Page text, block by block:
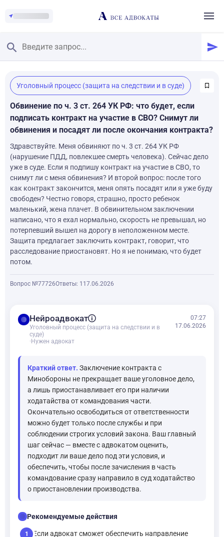
Главная
/
Смотреть заданные вопросы
/
Задать вопрос
Уголовный процесс (защита на следствии и в суде)
Обвинение по ч. 3 ст. 264 УК РФ: что будет, если
подписать контракт на участие в СВО? Снимут ли
обвинения и посадят ли после окончания контракта?
Здравствуйте. Меня обвиняют по ч. 3 ст. 264 УК РФ
(нарушение ПДД, повлекшее смерть человека). Сейчас дело
уже в суде. Если я подпишу контракт на участие в СВО, то
снимут ли с меня обвинения? И второй вопрос: после того
как контракт закончится, меня опять посадят или я уже буду
свободен? Честно говоря, страшно, просто ребенок
маленький, жена плачет. В обвинительном заключении
написано, что я ехал нормально, скорость не превышал, но
потерпевший вышел на дорогу в неположенном месте.
Защита предлагает заключить контракт, говорит, что
расследование приостановят. Но я не понимаю, что будет
потом.
Вопрос №77726Ответы: 1 17.06.2026
balanceНейроадвокат
Уголовный процесс (защита на следствии и в
суде)
· Нужен адвокат
07:27
17.06.2026
Краткий ответ. Заключение контракта с
Минобороны не прекращает ваше уголовное дело,
а лишь приостанавливает его при наличии
ходатайства от командования части.
Окончательно освободиться от ответственности
можно будет только после службы и при
соблюдении строгих условий закона. Ваш главный
шаг сейчас — вместе с адвокатом оценить,
подходит ли ваше дело под эти условия, и
обеспечить, чтобы после зачисления в часть
командование сразу направило в суд ходатайство
о приостановлении производства.
checklistРекомендуемые действия
1
Если адвокат сможет обеспечить направление